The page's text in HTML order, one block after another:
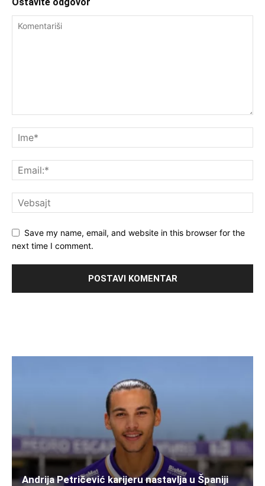
Save my name, email, and website in this browser for the
next time I comment.
Andrija Petričević karijeru nastavlja u Španiji